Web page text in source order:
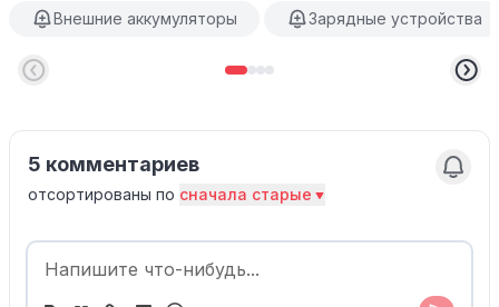
Внешние аккумуляторы Зарядные устройства
5 комментариев
отсортированы по сначала старые